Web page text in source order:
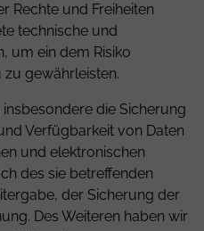
Rechte und Freiheiten
technische und
um ein dem Risiko
gewährleisten.
die Sicherung
Verfügbarkeit von Daten
und elektronischen
des sie betreffenden
der Sicherung der
Des Weiteren haben wir